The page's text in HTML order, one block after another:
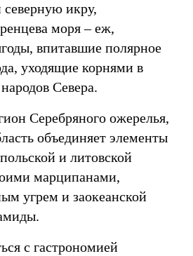
икру,
моря – еж,
впитавшие полярное
уходящие корнями в
Севера.
Серебряного ожерелья,
объединяет элементы
и литовской
марципанами,
угрем и заокеанской
с гастрономией